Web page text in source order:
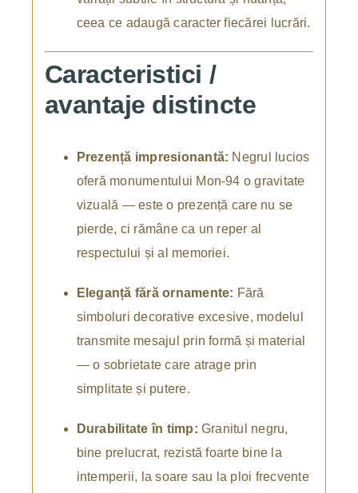
ceea ce adaugă caracter fiecărei lucrări.
Caracteristici /
avantaje distincte
Prezență impresionantă: Negrul lucios
oferă monumentului Mon-94 o gravitate
vizuală — este o prezență care nu se
pierde, ci rămâne ca un reper al
respectului și al memoriei.
Eleganță fără ornamente: Fără
simboluri decorative excesive, modelul
transmite mesajul prin formă și material
— o sobrietate care atrage prin
simplitate și putere.
Durabilitate în timp: Granitul negru,
bine prelucrat, rezistă foarte bine la
intemperii, la soare sau la ploi frecvente